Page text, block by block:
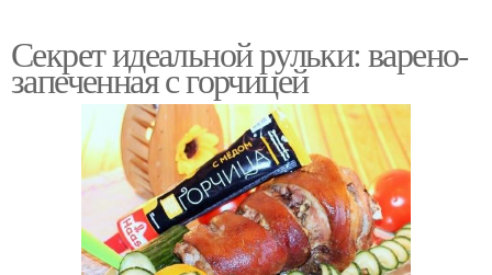
Секрет идеальной рульки: варено-
запеченная с горчицей